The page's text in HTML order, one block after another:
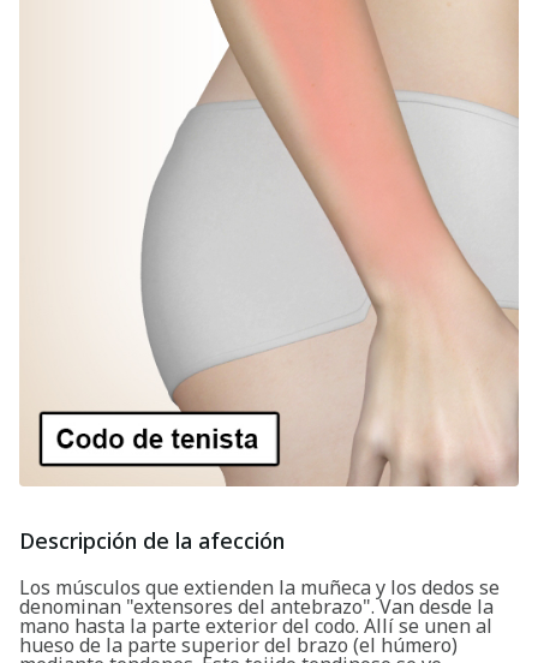
Descripción de la afección
Los músculos que extienden la muñeca y los dedos se
denominan "extensores del antebrazo". Van desde la
mano hasta la parte exterior del codo. Allí se unen al
hueso de la parte superior del brazo (el húmero)